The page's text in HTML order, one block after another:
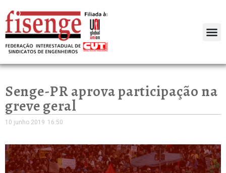
Senge-PR aprova participação na
greve geral
10 junho 2019 16:50